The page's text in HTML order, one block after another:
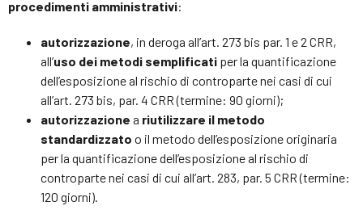
procedimenti amministrativi:
autorizzazione, in deroga all’art. 273 bis par. 1 e 2 CRR,
all’uso dei metodi semplificati per la quantificazione
dell’esposizione al rischio di controparte nei casi di cui
all’art. 273 bis, par. 4 CRR (termine: 90 giorni);
autorizzazione a riutilizzare il metodo
standardizzato o il metodo dell’esposizione originaria
per la quantificazione dell’esposizione al rischio di
controparte nei casi di cui all’art. 283, par. 5 CRR (termine:
120 giorni).